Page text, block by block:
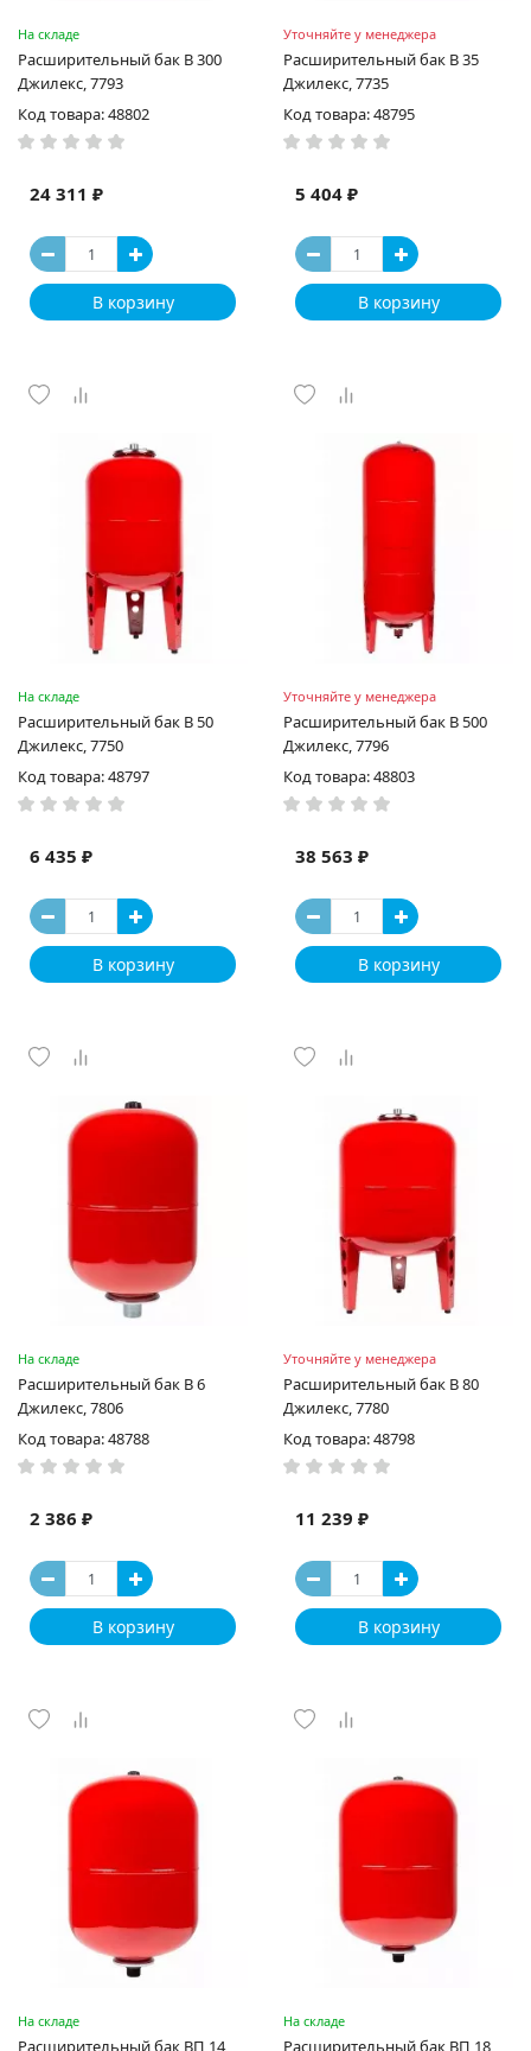
На складе
Расширительный бак В 300
Джилекс, 7793
Код товара: 48802
24 311 ₽
В корзину
Уточняйте у менеджера
Расширительный бак В 35
Джилекс, 7735
Код товара: 48795
5 404 ₽
В корзину
На складе
Расширительный бак В 50
Джилекс, 7750
Код товара: 48797
6 435 ₽
В корзину
Уточняйте у менеджера
Расширительный бак В 500
Джилекс, 7796
Код товара: 48803
38 563 ₽
В корзину
На складе
Расширительный бак В 6
Джилекс, 7806
Код товара: 48788
2 386 ₽
В корзину
Уточняйте у менеджера
Расширительный бак В 80
Джилекс, 7780
Код товара: 48798
11 239 ₽
В корзину
На складе
Расширительный бак ВП 14
На складе
Расширительный бак ВП 18